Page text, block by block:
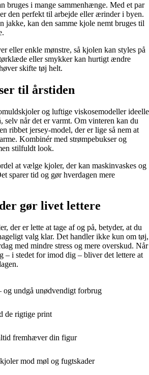
bruges i mange sammenhænge. Med et par
den perfekt til arbejde eller ærinder i byen.
jakke, kan den samme kjole nemt bruges til
eller enkle mønstre, så kjolen kan styles på
eller smykker kan hurtigt ændre
skifte tøj helt.
til årstiden
og luftige viskosemodeller ideelle
selv når det er varmt. Om vinteren kan du
ribbet jersey-model, der er lige så nem at
Kombinér med strømpebukser og
stilfuldt look.
at vælge kjoler, der kan maskinvaskes og
sparer tid og gør hverdagen mere
gør livet lettere
der er lette at tage af og på, betyder, at du
valg klar. Det handler ikke kun om tøj,
med mindre stress og mere overskud. Når
– i stedet for imod dig – bliver det lettere at
og undgå unødvendigt forbrug
de rigtige print
fremhæver din figur
mod møl og fugtskader